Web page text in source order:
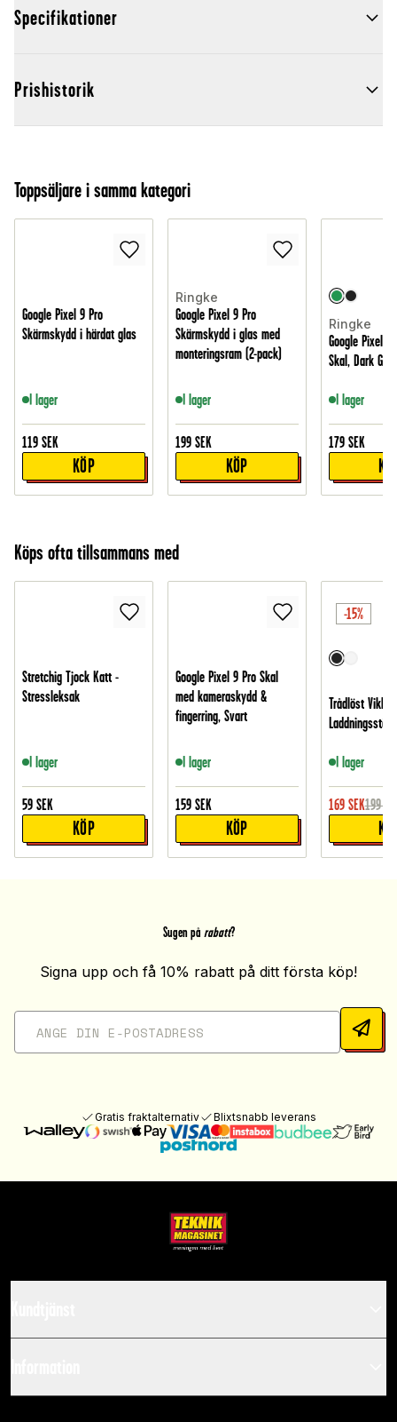
Specifikationer
Prishistorik
Toppsäljare i samma kategori
Google Pixel 9 Pro
Skärmskydd i härdat glas
I lager
119 SEK
KÖP
Ringke
Google Pixel 9 Pro
Skärmskydd i glas med
monteringsram (2-pack)
I lager
199 SEK
KÖP
Ringke
Google Pixel 9
Skal, Dark
I lager
179 SEK
Köps ofta tillsammans med
Stretchig Tjock Katt -
Stressleksak
I lager
59 SEK
KÖP
Google Pixel 9 Pro Skal
med kameraskydd &
fingerring, Svart
I lager
159 SEK
KÖP
-15%
Trådlöst
Laddningsställ
I lager
169 SEK199
Sugen på rabatt?
Signa upp och få 10% rabatt på ditt första köp!
Gratis fraktalternativ Blixtsnabb leverans